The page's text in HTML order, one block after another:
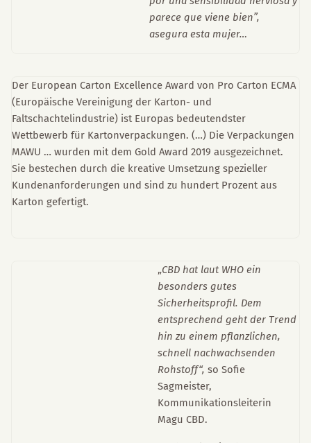
parece que viene bien”,
asegura esta mujer…
Der European Carton Excellence Award von Pro Carton ECMA
(Europäische Vereinigung der Karton- und
Faltschachtelindustrie) ist Europas bedeutendster
Wettbewerb für Kartonverpackungen. (…) Die Verpackungen
MAWU … wurden mit dem Gold Award 2019 ausgezeichnet.
Sie bestechen durch die kreative Umsetzung spezieller
Kundenanforderungen und sind zu hundert Prozent aus
Karton gefertigt.
„CBD hat laut WHO ein
besonders gutes
Sicherheitsprofil. Dem
entsprechend geht der Trend
hin zu einem pflanzlichen,
schnell nachwachsenden
Rohstoff“,so Sofie
Sagmeister,
Kommunikationsleiterin
Magu CBD.